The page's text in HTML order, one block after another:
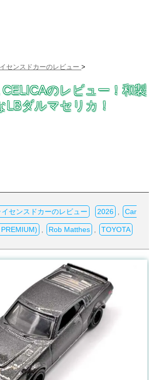
センスドカーのレビュー >
CELICAのレビュー！和製
LBダルマセリカ！
イセンスドカーのレビュー 2026 Car
Rob Matthes TOYOTA